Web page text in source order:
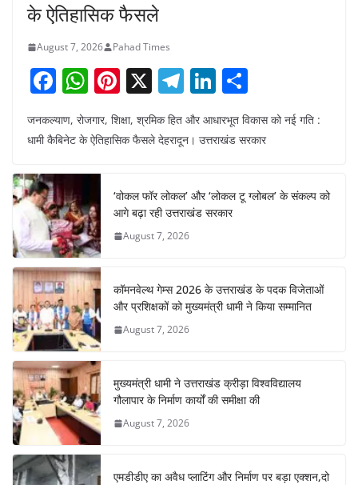
के ऐतिहासिक फैसले
August 7, 2026 Pahad Times
F
c
b
o
o
k
W
at
s
A
p
p
Pi
er
st
X T
el
e
a
m
Li
k
dI
n
h
ar
जनकल्याण, रोजगार, शिक्षा, श्रमिक हित और आधारभूत विकास को नई गति :
धामी कैबिनेट के ऐतिहासिक फैसले देहरादून। उत्तराखंड सरकार
‘वोकल फॉर लोकल’ और ‘लोकल टू ग्लोबल’ के संकल्प को
आगे बढ़ा रही उत्तराखंड सरकार
August 7, 2026
कॉमनवेल्थ गेम्स 2026 के उत्तराखंड के पदक विजेताओं
और प्रशिक्षकों को मुख्यमंत्री धामी ने किया सम्मानित
August 7, 2026
मुख्यमंत्री धामी ने उत्तराखंड क्रीड़ा विश्वविद्यालय
गौलापार के निर्माण कार्यों की समीक्षा की
August 7, 2026
एमडीडीए का अवैध प्लाटिंग और निर्माण पर बड़ा एक्शन,दो